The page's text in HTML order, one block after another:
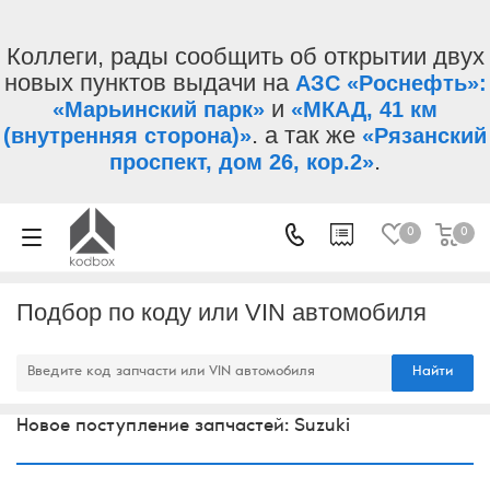
Коллеги, рады сообщить об открытии двух
новых пунктов выдачи на АЗС «Роснефть»:
«Марьинский парк» и «МКАД, 41 км
(внутренняя сторона)». а так же «Рязанский
проспект, дом 26, кор.2».
0 0
Подбор по коду или VIN автомобиля
Найти
Новое поступление запчастей: Suzuki